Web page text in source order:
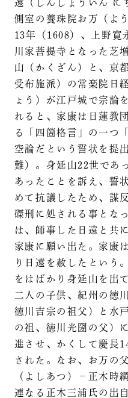
遠（しんしょういん に
側室の養珠院お万（よ
13年（1608）、上野寛
川家菩提寺となった芝
山（かくざん）と、京
受布施派）の常楽院日
ょう）が江戸城で宗論
れると、家康は日蓮教
る「四箇格言」の一つ
空論だという誓状を提
難）。身延山22世であ
あったことを訴え、誓
めて抗議したため、謀
磔刑に処される事とな
は、師事した日遠と共
家康に願い出た。家康
り日遠を赦したという
をはばかり身延山を出
二人の子供、紀州の徳
徳川吉宗の祖父）と水
の祖、徳川光圀の父）
進させ、かくして慶長
された。なお、お万の
（よしあつ）－正木時
連なる正木三浦氏の出